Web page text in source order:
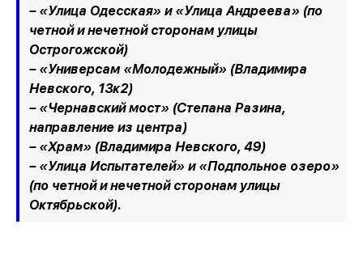
– «Улица Одесская» и «Улица Андреева» (по
четной и нечетной сторонам улицы
Острогожской)
– «Универсам «Молодежный» (Владимира
Невского, 13к2)
– «Чернавский мост» (Степана Разина,
направление из центра)
– «Храм» (Владимира Невского, 49)
– «Улица Испытателей» и «Подпольное озеро»
(по четной и нечетной сторонам улицы
Октябрьской).